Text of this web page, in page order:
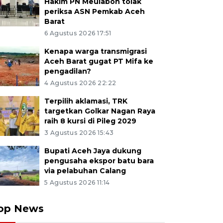
periksa ASN Pemkab Aceh
Barat
6 Agustus 2026 17:51
Kenapa warga transmigrasi
Aceh Barat gugat PT Mifa ke
pengadilan?
4 Agustus 2026 22:22
Terpilih aklamasi, TRK
targetkan Golkar Nagan Raya
raih 8 kursi di Pileg 2029
3 Agustus 2026 15:43
Bupati Aceh Jaya dukung
pengusaha ekspor batu bara
via pelabuhan Calang
5 Agustus 2026 11:14
News